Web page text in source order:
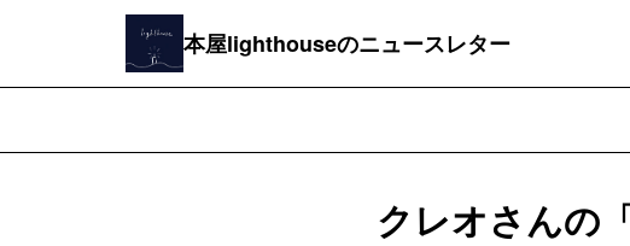
本屋lighthouseのニュースレター
クレオさんの